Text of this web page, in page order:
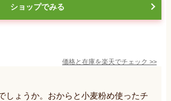
ショップでみる
価格と在庫を楽天でチェック >>
しょうか。おからと小麦粉め使ったチ